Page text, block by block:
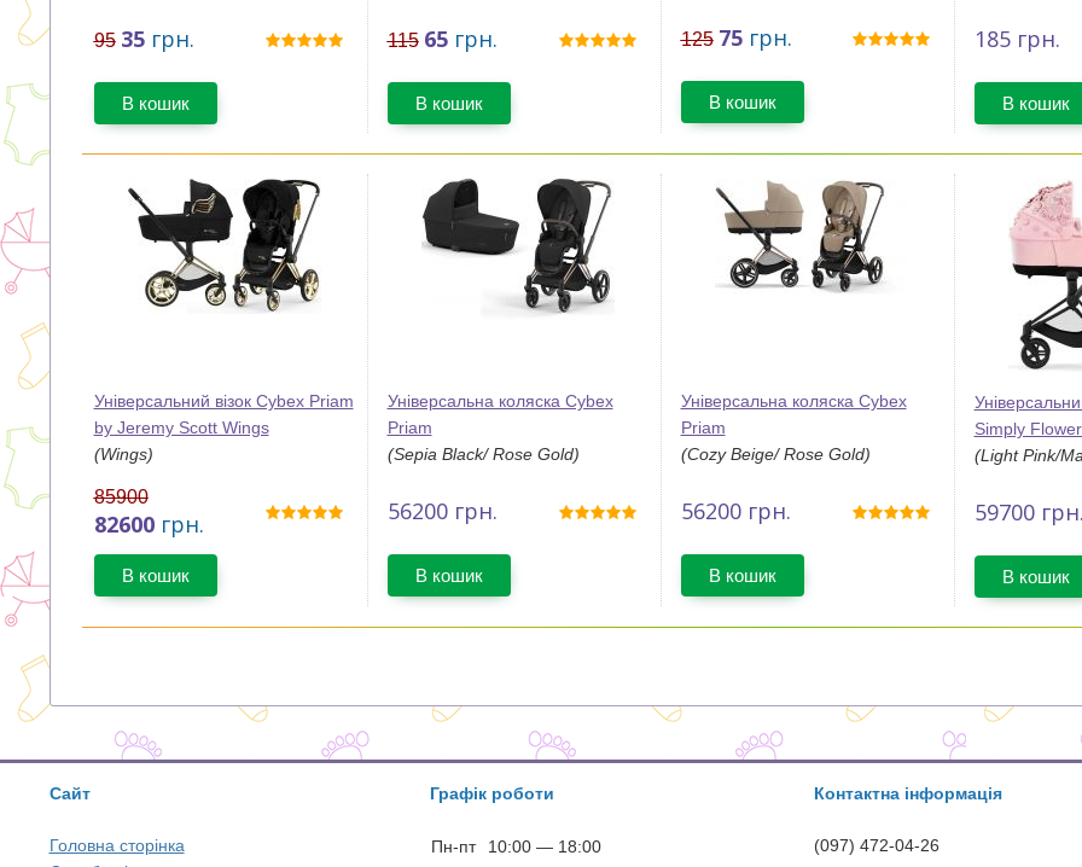
95 35 грн.
В кошик
115 65 грн.
В кошик
125 75 грн.
В кошик
185грн.
В кошик
Універсальний візок Cybex Priam
by Jeremy Scott Wings
(Wings)
85900
82600 грн.
В кошик
Універсальна коляска Cybex
Priam
(Sepia Black/ Rose Gold)
56200грн.
В кошик
Універсальна коляска Cybex
Priam
(Cozy Beige/ Rose Gold)
56200грн.
В кошик
Simply
(Light Pink/
59700
В кошик
Сайт
Головна сторінка
Графік роботи
Пн-пт
10:00 — 18:00
Контактна інформація
(097) 472-04-26